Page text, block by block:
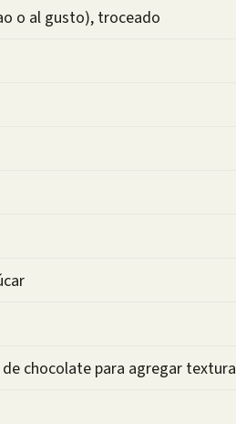
o al gusto), troceado
chocolate para agregar textura